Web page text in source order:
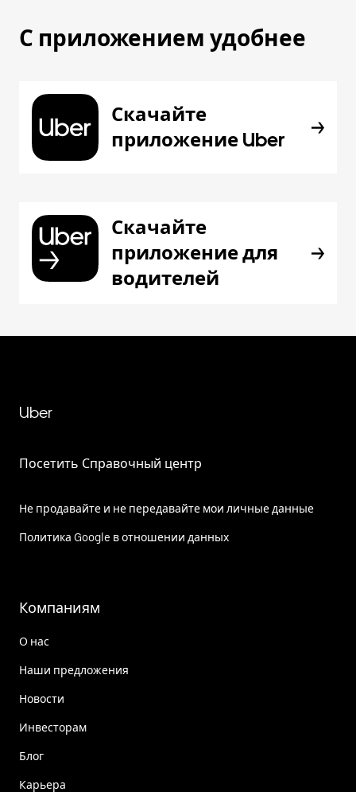
С приложением удобнее
Скачайте
приложение Uber
Скачайте
приложение для
водителей
Uber
Посетить Справочный центр
Не продавайте и не передавайте мои личные данные
Политика Google в отношении данных
Компаниям
О нас
Наши предложения
Новости
Инвесторам
Блог
Карьера